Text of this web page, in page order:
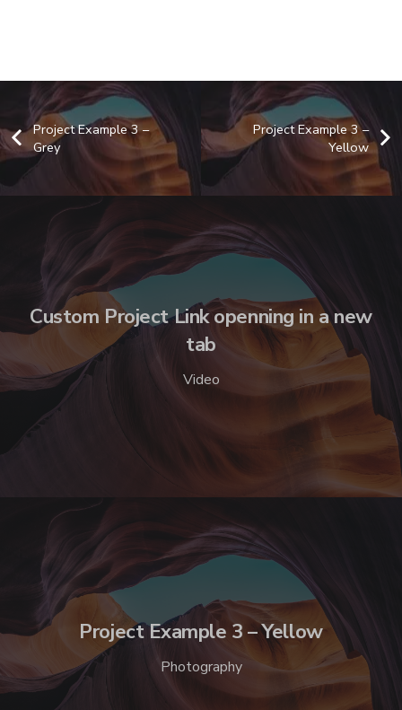
Project Example 3 –
Grey
Project Example 3 –
Yellow
Custom Project Link openning in a new
tab
Video
Project Example 3 – Yellow
Photography